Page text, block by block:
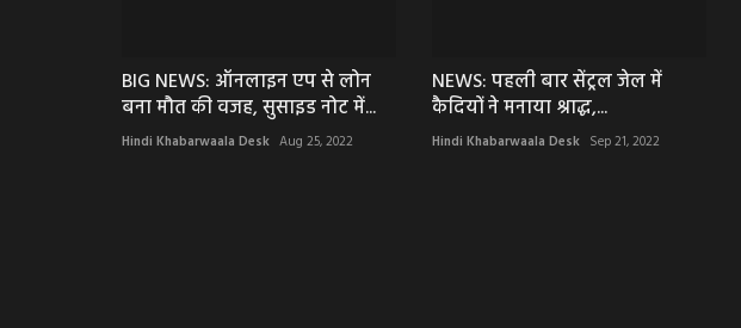
BIG NEWS: ऑनलाइन एप से लोन
बना मौत की वजह, सुसाइड नोट में...
Hindi Khabarwaala Desk Aug 25, 2022
NEWS: पहली बार सेंट्रल जेल में
कैदियों ने मनाया श्राद्ध,...
Hindi Khabarwaala Desk Sep 21, 2022